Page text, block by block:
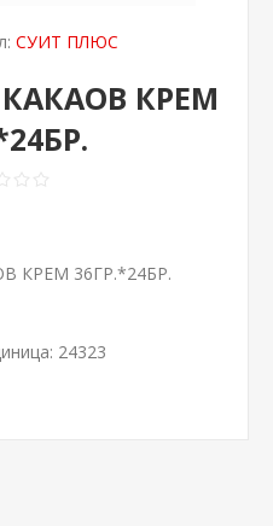
СУИТ ПЛЮС
КРЕМ
КРЕМ 36ГР.*24БР.
24323